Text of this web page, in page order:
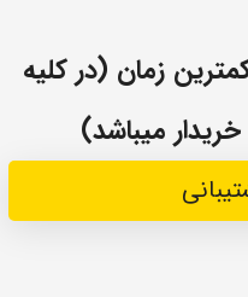
زمان (در کلیه
خریدار میباشد)